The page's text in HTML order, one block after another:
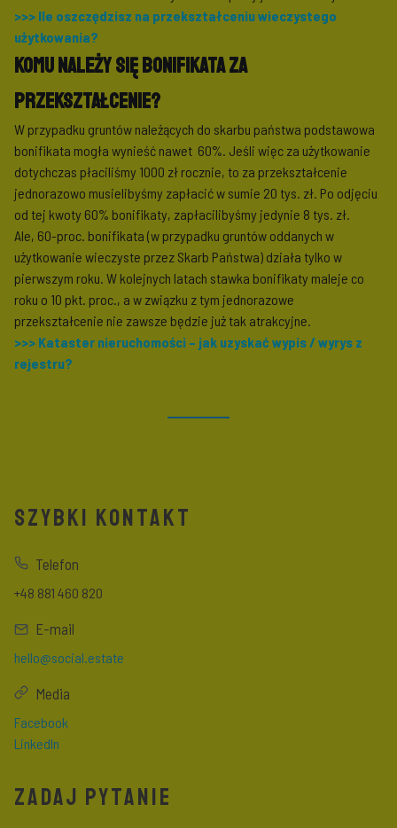
>>> Ile oszczędzisz na przekształceniu wieczystego
użytkowania?
Komu należy się bonifikata za
przekształcenie?
W przypadku gruntów należących do skarbu państwa podstawowa
bonifikata mogła wynieść nawet 60%. Jeśli więc za użytkowanie
dotychczas płaciliśmy 1000 zł rocznie, to za przekształcenie
jednorazowo musielibyśmy zapłacić w sumie 20 tys. zł. Po odjęciu
od tej kwoty 60% bonifikaty, zapłacilibyśmy jedynie 8 tys. zł.
Ale, 60-proc. bonifikata (w przypadku gruntów oddanych w
użytkowanie wieczyste przez Skarb Państwa) działa tylko w
pierwszym roku. W kolejnych latach stawka bonifikaty maleje co
roku o 10 pkt. proc., a w związku z tym jednorazowe
przekształcenie nie zawsze będzie już tak atrakcyjne.
>>> Kataster nieruchomości – jak uzyskać wypis / wyrys z
rejestru?
ZADAJ PYTANIE
SZYBKI KONTAKT
Telefon
+48 881 460 820
E-mail
hello@social.estate
Media
Facebook
LinkedIn